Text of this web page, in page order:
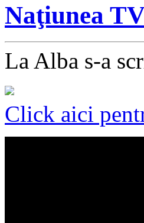
Naţiunea
La Alba s-a
Click aici